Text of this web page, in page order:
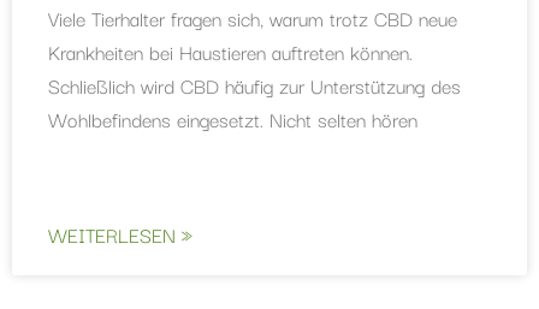
Viele Tierhalter fragen sich, warum trotz CBD neue
Krankheiten bei Haustieren auftreten können.
Schließlich wird CBD häufig zur Unterstützung des
Wohlbefindens eingesetzt. Nicht selten hören
WEITERLESEN »